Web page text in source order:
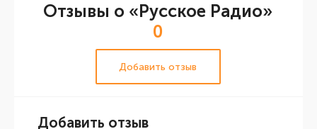
Отзывы о «Русское Радио»
0
Добавить отзыв
Добавить отзыв